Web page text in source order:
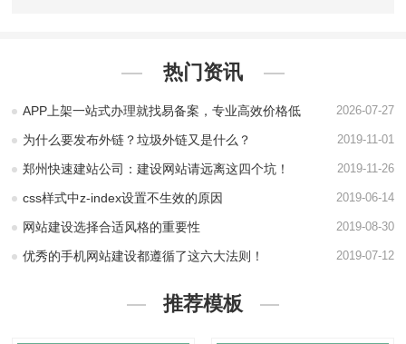
热门资讯
APP上架一站式办理就找易备案，专业高效价格低 2026-07-27
为什么要发布外链？垃圾外链又是什么？ 2019-11-01
郑州快速建站公司：建设网站请远离这四个坑！ 2019-11-26
css样式中z-index设置不生效的原因 2019-06-14
网站建设选择合适风格的重要性 2019-08-30
优秀的手机网站建设都遵循了这六大法则！ 2019-07-12
推荐模板